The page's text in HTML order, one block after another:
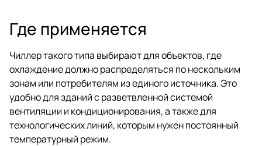
Где применяется
Чиллер такого типа выбирают для объектов, где
охлаждение должно распределяться по нескольким
зонам или потребителям из единого источника. Это
удобно для зданий с разветвленной системой
вентиляции и кондиционирования, а также для
технологических линий, которым нужен постоянный
температурный режим.